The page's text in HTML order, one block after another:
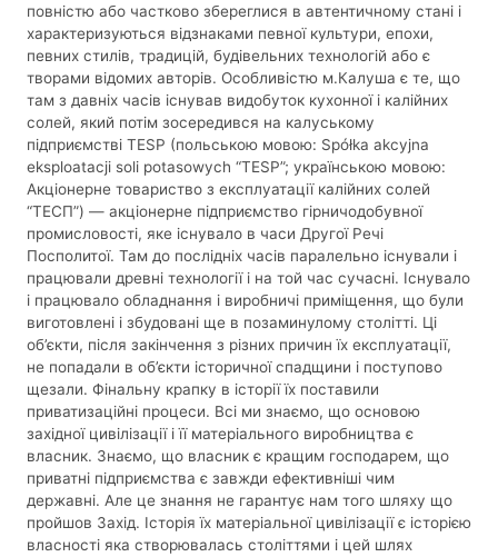
повністю або частково збереглися в автентичному стані і
характеризуються відзнаками певної культури, епохи,
певних стилів, традицій, будівельних технологій або є
творами відомих авторів. Особливістю м.Калуша є те, що
там з давніх часів існував видобуток кухонної і калійних
солей, який потім зосередився на калуському
підприємстві TESP (польською мовою: Spółka akcyjna
eksploatacji soli potasowych “TESP”; українською мовою:
Акціонерне товариство з експлуатації калійних солей
“ТЕСП”) — акціонерне підприємство гірничодобувної
промисловості, яке існувало в часи Другої Речі
Посполитої. Там до послідніх часів паралельно існували і
працювали древні технології і на той час сучасні. Існувало
і працювало обладнання і виробничі приміщення, що були
виготовлені і збудовані ще в позаминулому столітті. Ці
об’єкти, після закінчення з різних причин їх експлуатації,
не попадали в об’єкти історичної спадщини і поступово
щезали. Фінальну крапку в історії їх поставили
приватизаційні процеси. Всі ми знаємо, що основою
західної цивілізації і її матеріального виробництва є
власник. Знаємо, що власник є кращим господарем, що
приватні підприємства є завжди ефективніші чим
державні. Але це знання не гарантує нам того шляху що
пройшов Захід. Історія їх матеріальної цивілізації є історією
власності яка створювалась століттями і цей шлях